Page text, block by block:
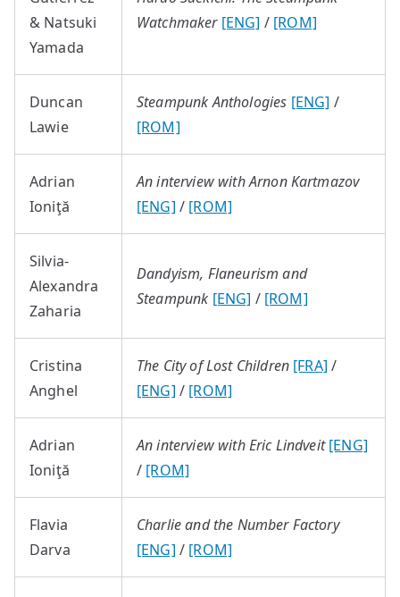
& Natsuki
Yamada
Watchmaker [ENG] / [ROM]
Duncan
Lawie
Steampunk Anthologies [ENG] /
[ROM]
Adrian
Ioniţă
An interview with Arnon Kartmazov
[ENG] / [ROM]
Silvia-
Alexandra
Zaharia
Dandyism, Flaneurism and
Steampunk [ENG] / [ROM]
Cristina
Anghel
The City of Lost Children [FRA] /
[ENG] / [ROM]
Adrian
Ioniţă
An interview with Eric Lindveit[ENG]
/ [ROM]
Flavia
Darva
Charlie and the Number Factory
[ENG] / [ROM]